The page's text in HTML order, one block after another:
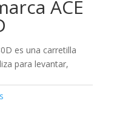
ACE
es una carretilla
para levantar,